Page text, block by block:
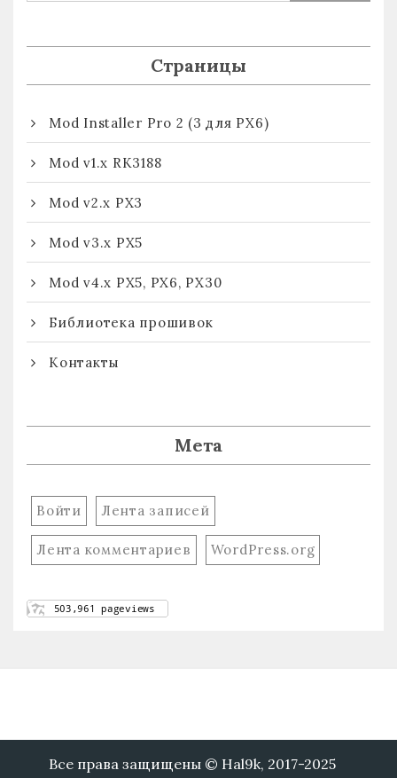
Страницы
Mod Installer Pro 2 (3 для PX6)
Mod v1.x RK3188
Mod v2.x PX3
Mod v3.x PX5
Mod v4.x PX5, PX6, PX30
Библиотека прошивок
Контакты
Мета
Войти Лента записей
Лента комментариев WordPress.org
Все права защищены © Hal9k, 2017-2025